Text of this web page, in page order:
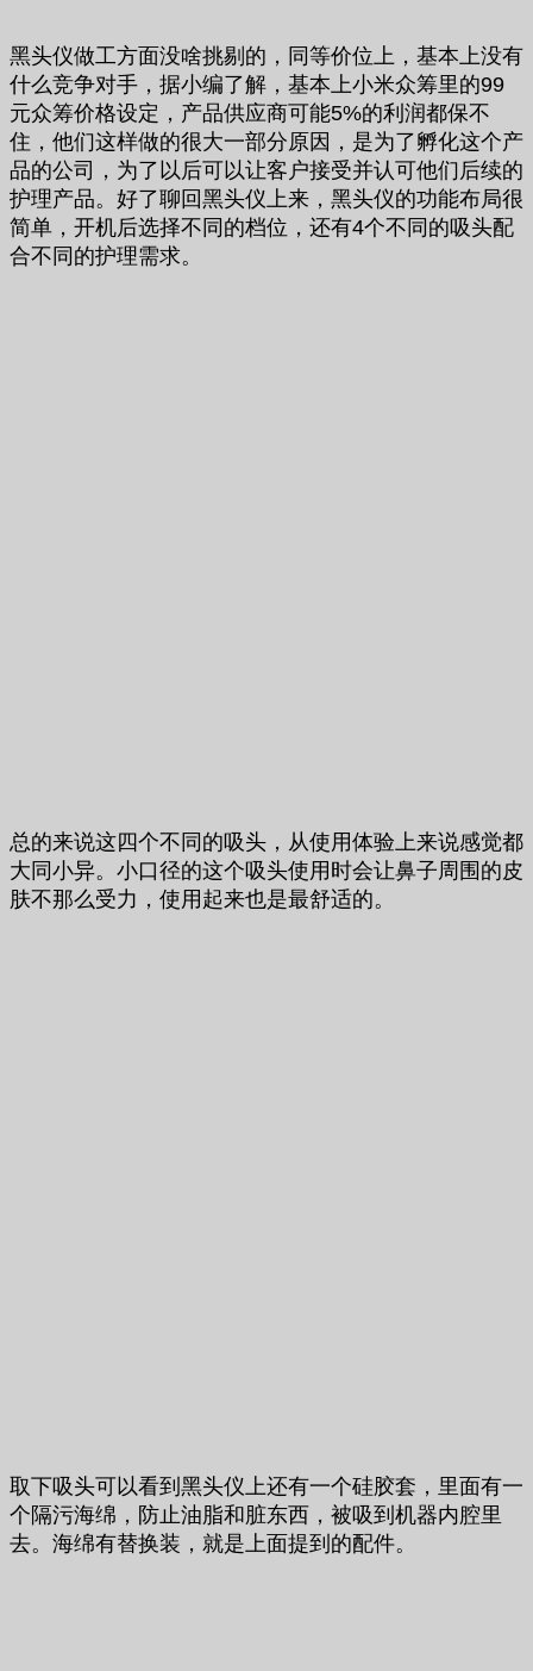
黑头仪做工方面没啥挑剔的，同等价位上，基本上没有
什么竞争对手，据小编了解，基本上小米众筹里的99
元众筹价格设定，产品供应商可能5%的利润都保不
住，他们这样做的很大一部分原因，是为了孵化这个产
品的公司，为了以后可以让客户接受并认可他们后续的
护理产品。好了聊回黑头仪上来，黑头仪的功能布局很
简单，开机后选择不同的档位，还有4个不同的吸头配
合不同的护理需求。
总的来说这四个不同的吸头，从使用体验上来说感觉都
大同小异。小口径的这个吸头使用时会让鼻子周围的皮
肤不那么受力，使用起来也是最舒适的。
取下吸头可以看到黑头仪上还有一个硅胶套，里面有一
个隔污海绵，防止油脂和脏东西，被吸到机器内腔里
去。海绵有替换装，就是上面提到的配件。